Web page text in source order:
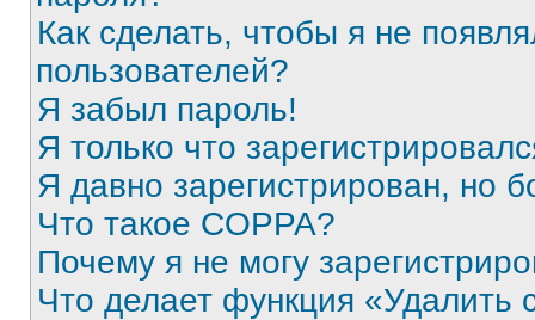
Как сделать, чтобы я не
пользователей?
Я забыл пароль!
Я только что
Я давно зарегистрирован, но
Что такое COPPA?
Почему я не могу
Что делает функция «Удалить